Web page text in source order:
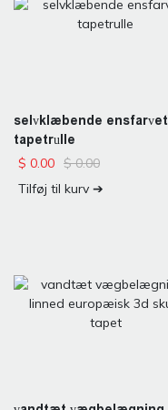
selvklæbende ensfarvet
tapetrulle
$ 0.00 $0.00
Tilføj til kurv ➔